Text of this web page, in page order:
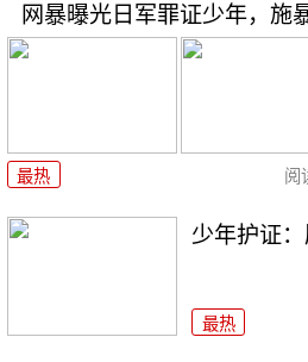
网暴曝光日军罪证少年，施
最热 阅
少年护证
最热